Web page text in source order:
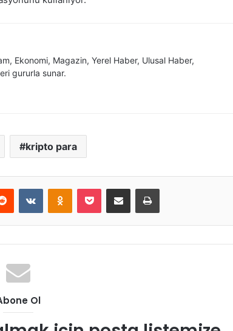
Ekonomi, Magazin, Yerel Haber, Ulusal Haber,
gururla sunar.
kripto para
Reddit VKontakteOdnoklassniki
Pocket E-Posta ile paylaş Yazdır
Ol